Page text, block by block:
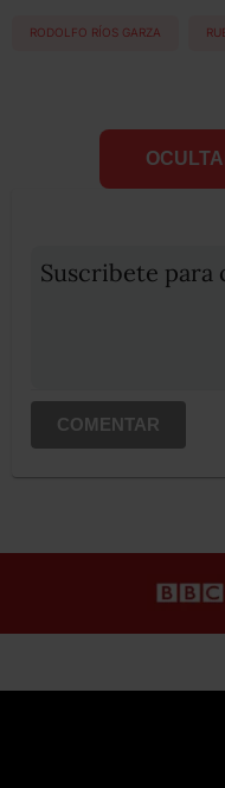
RODOLFO RÍOS GARZA
Suscribete para
COMENTAR